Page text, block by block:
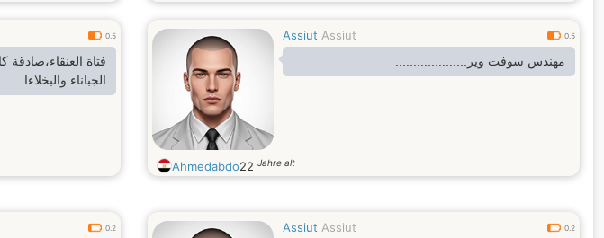
0.5
فتاة
الجباناء والبخلاءا
Assiut Assiut 0.5
مهندس سوفت وير....................
Ahmedabdo22 Jahre alt
0.2 Assiut Assiut 0.2